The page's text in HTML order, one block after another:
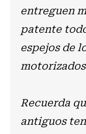
entreguen
patente
espejos de
Recuerda
antiguos